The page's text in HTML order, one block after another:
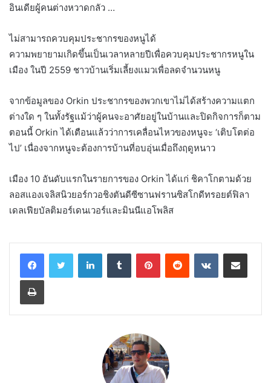
อินเดียผู้คนต่างหวาดกลัว …
ไม่สามารถควบคุมประชากรของหนูได้
ความพยายามเกิดขึ้นเป็นเวลาหลายปีเพื่อควบคุมประชากรหนูใน
เมือง ในปี 2559 ชาวบ้านเริ่มเลี้ยงแมวเพื่อลดจำนวนหนู
จากข้อมูลของ Orkin ประชากรของพวกเขาไม่ได้สร้างความแตก
ต่างใด ๆ ในทั้งรัฐแม้ว่าผู้คนจะอาศัยอยู่ในบ้านและปิดกิจการก็ตาม
ตอนนี้ Orkin ได้เตือนแล้วว่าการเคลื่อนไหวของหนูจะ ‘เติบโตต่อ
ไป’ เนื่องจากหนูจะต้องการบ้านที่อบอุ่นเมื่อถึงฤดูหนาว
เมือง 10 อันดับแรกในรายการของ Orkin ได้แก่ ชิคาโกตามด้วย
ลอสแองเจลิสนิวยอร์กวอชิงตันดีซีซานฟรานซิสโกดีทรอยต์ฟิลา
เดลเฟียบัลติมอร์เดนเวอร์และมินนีแอโพลิส
LinkedInTumblr PinterestReddit VKontakteShare via Email
Print